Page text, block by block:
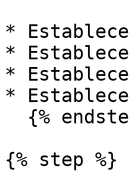
*
*
*
*
{% step %}